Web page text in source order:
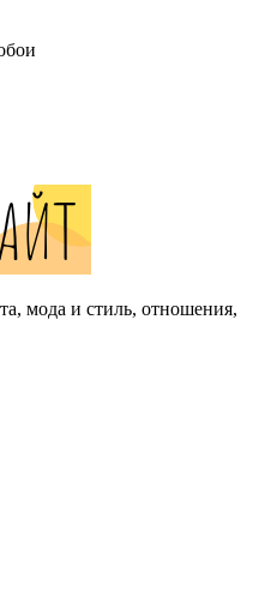
мода и стиль, отношения,